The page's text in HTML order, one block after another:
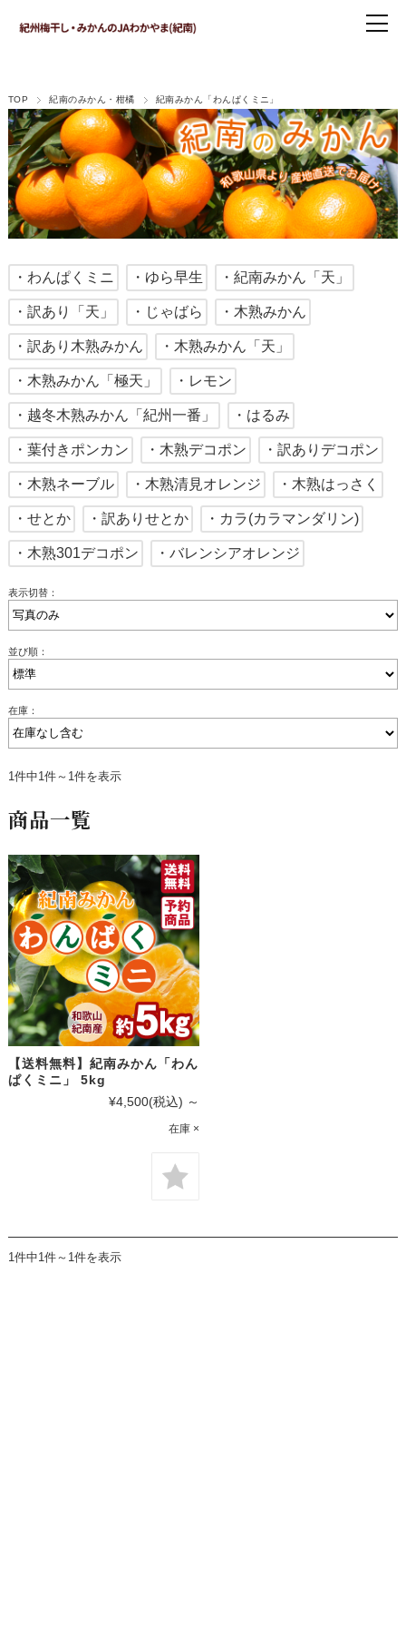
TOP 紀南のみかん・柑橘 紀南みかん「わんぱくミニ」
・わんぱくミニ ・ゆら早生 ・紀南みかん「天」
・訳あり「天」 ・じゃばら ・木熟みかん
・訳あり木熟みかん ・木熟みかん「天」
・木熟みかん「極天」 ・レモン
・越冬木熟みかん「紀州一番」 ・はるみ
・葉付きポンカン ・木熟デコポン ・訳ありデコポン
・木熟ネーブル ・木熟清見オレンジ ・木熟はっさく
・せとか ・訳ありせとか ・カラ(カラマンダリン)
・木熟301デコポン ・バレンシアオレンジ
表示切替：
並び順：
在庫：
1件中1件～1件を表示
商品一覧
【送料無料】紀南みかん「わん
ぱくミニ」 5kg
¥4,500(税込) ～
在庫 ×
1件中1件～1件を表示